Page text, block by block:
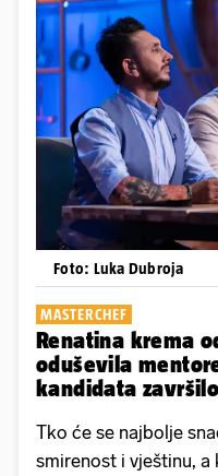
Foto: Luka Dubroja
MASTERCHEF
Renatina krema
oduševila
kandidata
Tko će se najbolje
smirenost i vještinu,